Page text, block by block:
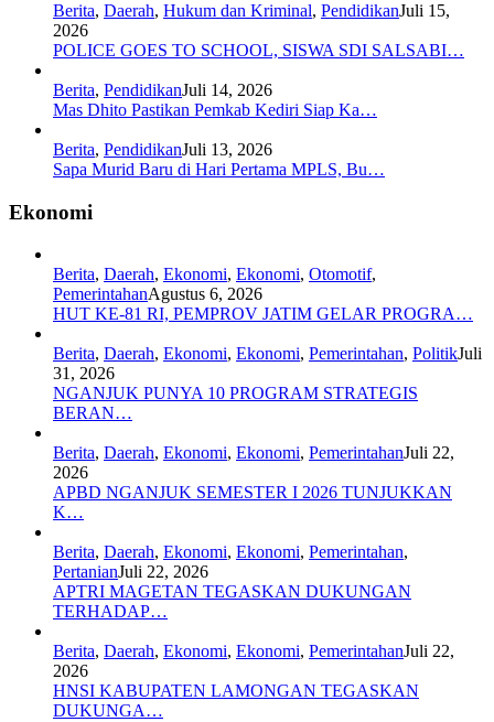
Berita, Daerah, Hukum dan Kriminal, PendidikanJuli 15,
2026
POLICE GOES TO SCHOOL, SISWA SDI SALSABI…
Berita, PendidikanJuli 14, 2026
Mas Dhito Pastikan Pemkab Kediri Siap Ka…
Berita, PendidikanJuli 13, 2026
Sapa Murid Baru di Hari Pertama MPLS, Bu…
Ekonomi
Berita, Daerah, Ekonomi, Ekonomi, Otomotif,
PemerintahanAgustus 6, 2026
HUT KE-81 RI, PEMPROV JATIM GELAR PROGRA…
Berita, Daerah, Ekonomi, Ekonomi, Pemerintahan, PolitikJuli
31, 2026
NGANJUK PUNYA 10 PROGRAM STRATEGIS
BERAN…
Berita, Daerah, Ekonomi, Ekonomi, PemerintahanJuli 22,
2026
APBD NGANJUK SEMESTER I 2026 TUNJUKKAN
K…
Berita, Daerah, Ekonomi, Ekonomi, Pemerintahan,
PertanianJuli 22, 2026
APTRI MAGETAN TEGASKAN DUKUNGAN
TERHADAP…
Berita, Daerah, Ekonomi, Ekonomi, PemerintahanJuli 22,
2026
HNSI KABUPATEN LAMONGAN TEGASKAN
DUKUNGA…